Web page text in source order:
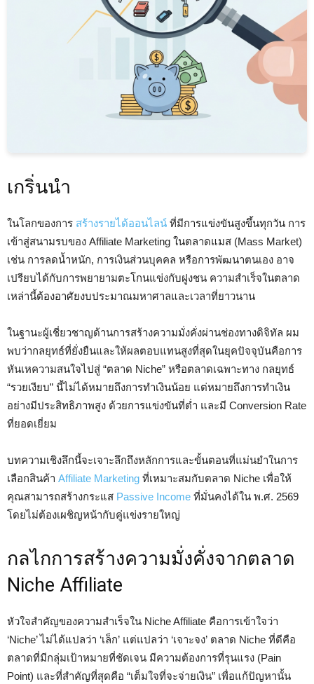
เกริ่นนำ
ในโลกของการ สร้างรายได้ออนไลน์ ที่มีการแข่งขันสูงขึ้นทุกวัน การ
เข้าสู่สนามรบของ Affiliate Marketing ในตลาดแมส (Mass Market)
เช่น การลดน้ำหนัก, การเงินส่วนบุคคล หรือการพัฒนาตนเอง อาจ
เปรียบได้กับการพยายามตะโกนแข่งกับฝูงชน ความสำเร็จในตลาด
เหล่านี้ต้องอาศัยงบประมาณมหาศาลและเวลาที่ยาวนาน
ในฐานะผู้เชี่ยวชาญด้านการสร้างความมั่งคั่งผ่านช่องทางดิจิทัล ผม
พบว่ากลยุทธ์ที่ยั่งยืนและให้ผลตอบแทนสูงที่สุดในยุคปัจจุบันคือการ
หันเหความสนใจไปสู่ “ตลาด Niche” หรือตลาดเฉพาะทาง กลยุทธ์
“รวยเงียบ” นี้ไม่ได้หมายถึงการทำเงินน้อย แต่หมายถึงการทำเงิน
อย่างมีประสิทธิภาพสูง ด้วยการแข่งขันที่ต่ำ และมี Conversion Rate
ที่ยอดเยี่ยม
บทความเชิงลึกนี้จะเจาะลึกถึงหลักการและขั้นตอนที่แม่นยำในการ
เลือกสินค้า Affiliate Marketing ที่เหมาะสมกับตลาด Niche เพื่อให้
คุณสามารถสร้างกระแส Passive Income ที่มั่นคงได้ใน พ.ศ. 2569
โดยไม่ต้องเผชิญหน้ากับคู่แข่งรายใหญ่
กลไกการสร้างความมั่งคั่งจากตลาด
Niche Affiliate
หัวใจสำคัญของความสำเร็จใน Niche Affiliate คือการเข้าใจว่า
‘Niche’ ไม่ได้แปลว่า ‘เล็ก’ แต่แปลว่า ‘เจาะจง’ ตลาด Niche ที่ดีคือ
ตลาดที่มีกลุ่มเป้าหมายที่ชัดเจน มีความต้องการที่รุนแรง (Pain
Point) และที่สำคัญที่สุดคือ “เต็มใจที่จะจ่ายเงิน” เพื่อแก้ปัญหานั้น